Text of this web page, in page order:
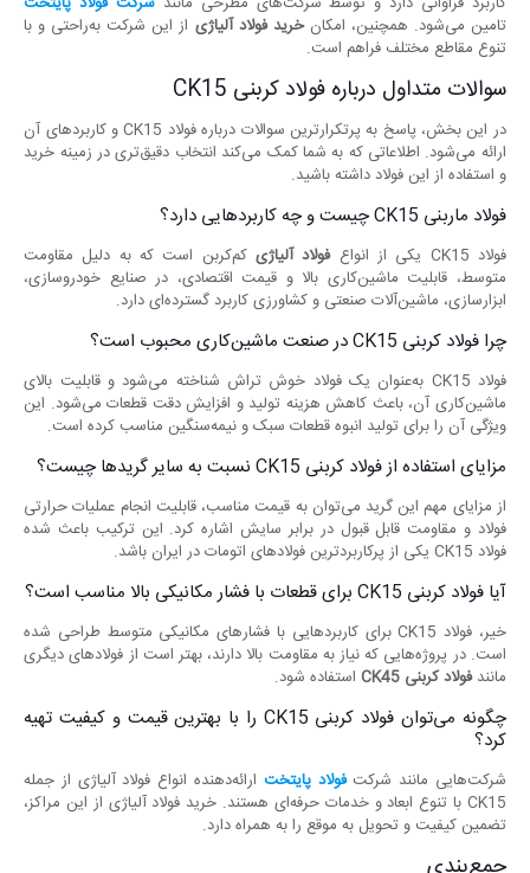
تامین می‌شود. همچنین، امکانخرید فولاد آلیاژی از این شرکت به‌راحتی و با
تنوع مقاطع مختلف فراهم است.
سوالات متداول درباره فولاد کربنی CK15
در این بخش، پاسخ به پرتکرارترین سوالات درباره فولاد CK15 و کاربردهای آن
ارائه می‌شود. اطلاعاتی که به شما کمک می‌کند انتخاب دقیق‌تری در زمینه خرید
و استفاده از این فولاد داشته باشید.
فولاد ماربنی CK15 چیست و چه کاربردهایی دارد؟
فولاد CK15 یکی از انواع فولاد آلیاژیکم‌کربن است که به دلیل مقاومت
متوسط، قابلیت ماشین‌کاری بالا و قیمت اقتصادی، در صنایع خودروسازی،
ابزارسازی، ماشین‌آلات صنعتی و کشاورزی کاربرد گسترده‌ای دارد.
چرا فولاد کربنی CK15 در صنعت ماشین‌کاری محبوب است؟
فولاد CK15 به‌عنوان یک فولاد خوش تراش شناخته می‌شود و قابلیت بالای
ماشین‌کاری آن، باعث کاهش هزینه تولید و افزایش دقت قطعات می‌شود. این
ویژگی آن را برای تولید انبوه قطعات سبک و نیمه‌سنگین مناسب کرده است.
مزایای استفاده از فولاد کربنی CK15 نسبت به سایر گریدها چیست؟
از مزایای مهم این گرید می‌توان به قیمت مناسب، قابلیت انجام عملیات حرارتی
فولاد و مقاومت قابل قبول در برابر سایش اشاره کرد. این ترکیب باعث شده
فولاد CK15 یکی از پرکاربردترین فولادهای اتومات در ایران باشد.
آیا فولاد کربنی CK15 برای قطعات با فشار مکانیکی بالا مناسب است؟
خیر، فولاد CK15 برای کاربردهایی با فشارهای مکانیکی متوسط طراحی شده
است. در پروژه‌هایی که نیاز به مقاومت بالا دارند، بهتر است از فولادهای دیگری
مانندفولاد کربنیCK45 استفاده شود.
چگونه می‌توان فولاد کربنی CK15 را با بهترین قیمت و کیفیت تهیه
کرد؟
شرکت‌هایی مانند شرکتفولاد پایتخت ارائه‌دهنده انواع فولاد آلیاژی از جمله
CK15 با تنوع ابعاد و خدمات حرفه‌ای هستند. خرید فولاد آلیاژی از این مراکز،
تضمین کیفیت و تحویل به موقع را به همراه دارد.